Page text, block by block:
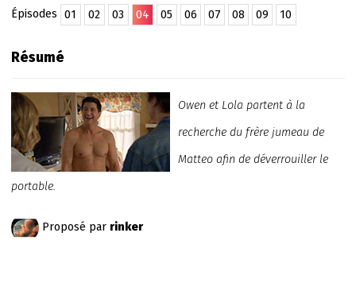
Épisodes
01 02 03 04 05 06 07 08 09 10
Résumé
Owen et Lola partent à la
recherche du frère jumeau de
Matteo afin de déverrouiller le
portable.
Proposé par rinker